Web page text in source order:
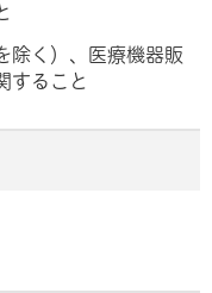
除く）、医療機器販
すること